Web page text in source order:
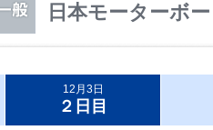
日本モーターボ
12月3日
２日目